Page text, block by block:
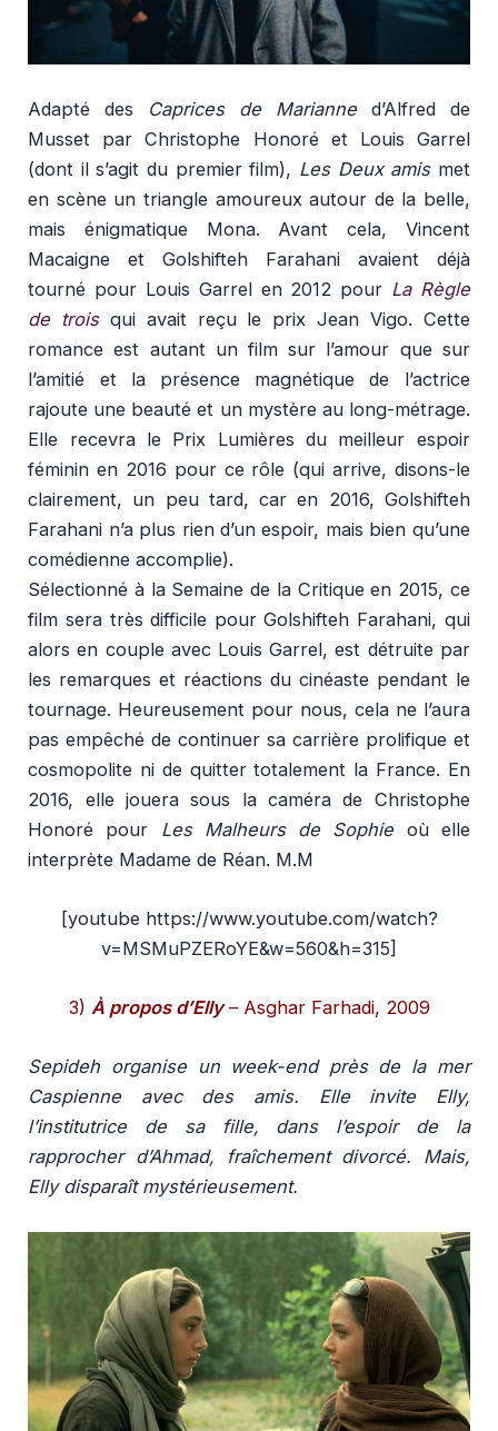
Adapté des Caprices de Marianned’Alfred de
Musset par Christophe Honoré et Louis Garrel
(dont il s’agit du premier film), Les Deux amismet
en scène un triangle amoureux autour de la belle,
mais énigmatique Mona. Avant cela, Vincent
Macaigne et Golshifteh Farahani avaient déjà
tourné pour Louis Garrel en 2012 pour La Règle
de troisqui avait reçu le prix Jean Vigo. Cette
romance est autant un film sur l’amour que sur
l’amitié et la présence magnétique de l’actrice
rajoute une beauté et un mystère au long-métrage.
Elle recevra le Prix Lumières du meilleur espoir
féminin en 2016 pour ce rôle (qui arrive, disons-le
clairement, un peu tard, car en 2016, Golshifteh
Farahani n’a plus rien d’un espoir, mais bien qu’une
comédienne accomplie).
Sélectionné à la Semaine de la Critique en 2015, ce
film sera très difficile pour Golshifteh Farahani, qui
alors en couple avec Louis Garrel, est détruite par
les remarques et réactions du cinéaste pendant le
tournage. Heureusement pour nous, cela ne l’aura
pas empêché de continuer sa carrière prolifique et
cosmopolite ni de quitter totalement la France. En
2016, elle jouera sous la caméra de Christophe
Honoré pour Les Malheurs de Sophie où elle
interprète Madame de Réan. M.M
[youtube https://www.youtube.com/watch?
v=MSMuPZERoYE&w=560&h=315]
3) À propos d’Elly– Asghar Farhadi, 2009
Sepideh organise un week-end près de la mer
Caspienne avec des amis. Elle invite Elly,
l’institutrice de sa fille, dans l’espoir de la
rapprocher d’Ahmad, fraîchement divorcé. Mais,
Elly disparaît mystérieusement.